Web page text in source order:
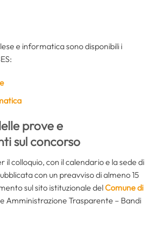
e informatica sono disponibili i
prove e
sul concorso
il colloquio, con il calendario e la sede di
con un preavviso di almeno 15
sul sito istituzionale delComune di
Amministrazione Trasparente – Bandi